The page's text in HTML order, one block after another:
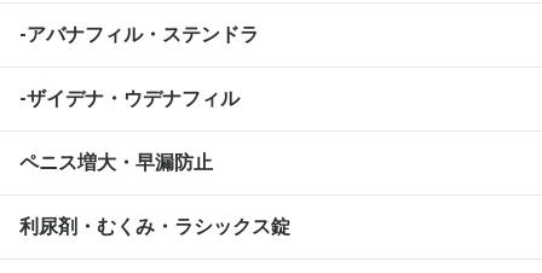
-アバナフィル・ステンドラ
-ザイデナ・ウデナフィル
ペニス増大・早漏防止
利尿剤・むくみ・ラシックス錠